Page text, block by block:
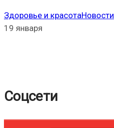
Здоровье и красотаНовости
19 января
Соцсети